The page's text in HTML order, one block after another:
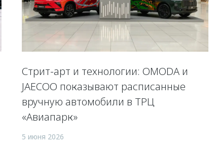
Стрит-арт и технологии: OMODA и
JAECOO показывают расписанные
вручную автомобили в ТРЦ
«Авиапарк»
5 июня 2026